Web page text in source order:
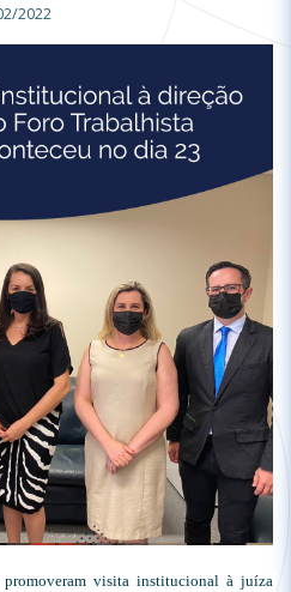
2022
visita institucional à juíza